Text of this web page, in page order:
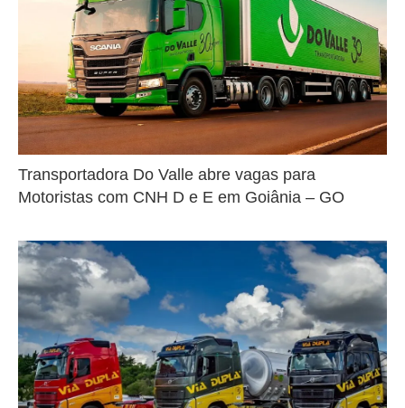
Transportadora Do Valle abre vagas para
Motoristas com CNH D e E em Goiânia – GO